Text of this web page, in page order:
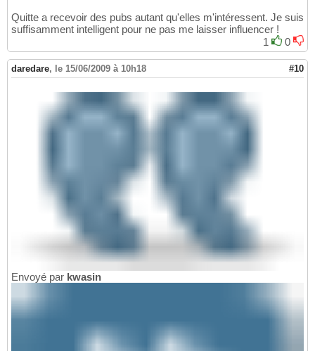
Quitte a recevoir des pubs autant qu'elles m'intéressent. Je suis
suffisamment intelligent pour ne pas me laisser influencer !
1
0
daredare, le 15/06/2009 à 10h18 #10
Envoyé par kwasin